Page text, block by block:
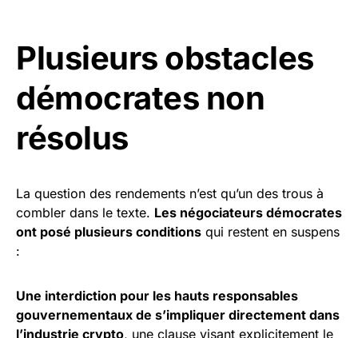
Plusieurs obstacles
démocrates non
résolus
La question des rendements n’est qu’un des trous à
combler dans le texte. Les négociateurs démocrates
ont posé plusieurs conditions qui restent en suspens
:
Une interdiction pour les hauts responsables
gouvernementaux de s’impliquer directement dans
l’industrie crypto, une clause visant explicitement le